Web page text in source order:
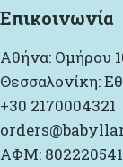
Επικοινωνία
Αθήνα: Ομήρου
Θεσσαλονίκη:
+30 2170004321
ΑΦΜ: 802220541